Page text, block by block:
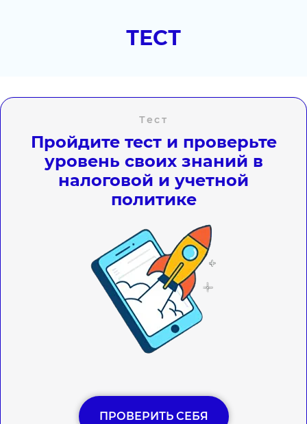
ТЕСТ
Тест
Пройдите тест и проверьте
уровень своих знаний в
налоговой и учетной
политике
ПРОВЕРИТЬ СЕБЯ